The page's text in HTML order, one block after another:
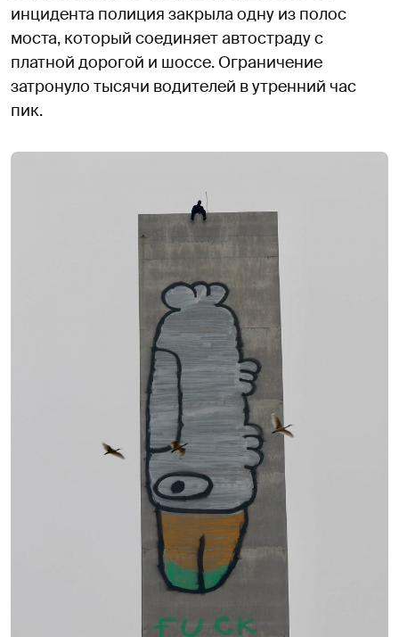
инцидента полиция закрыла одну из полос
моста, который соединяет автостраду с
платной дорогой и шоссе. Ограничение
затронуло тысячи водителей в утренний час
пик.